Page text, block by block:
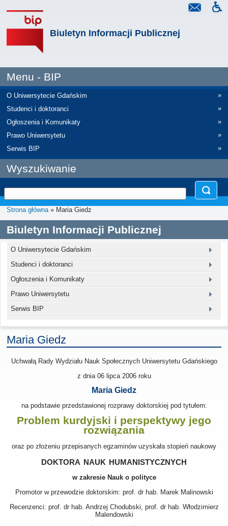
Biuletyn Informacji Publicznej
Menu - BIP
O Uniwersytecie Gdańskim
»
Studenci i doktoranci
»
Ogłoszenia i Komunikaty
»
Prawo Uniwersytetu
»
Serwis BIP
»
Wyszukiwanie
Strona główna» Maria Giedz
Biuletyn Informacji Publicznej
O Uniwersytecie Gdańskim
Studenci i doktoranci
Ogłoszenia i Komunikaty
Prawo Uniwersytetu
Serwis BIP
Maria Giedz
Uchwałą Rady Wydziału Nauk Społecznych Uniwersytetu Gdańskiego
z dnia 06 lipca 2006roku
Maria Giedz
na podstawie przedstawionej rozprawy doktorskiej pod tytułem:
Problem kurdyjski i perspektywy jego
rozwiązania
oraz po złożeniu przepisanych egzaminów uzyskała stopień naukowy
doktora nauk humanistycznych
w zakresie Nauk o polityce
Promotor w przewodzie doktorskim: prof. dr hab. Marek Malinowski
Recenzenci: prof. dr hab. Andrzej Chodubski, prof. dr hab. Włodzimierz
Malendowski